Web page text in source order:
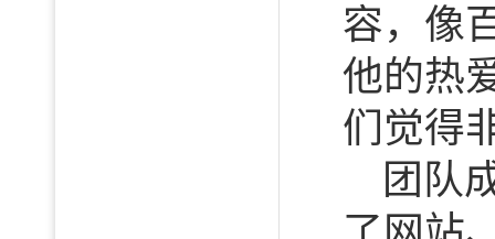
容，像
他的热
们觉得
团队